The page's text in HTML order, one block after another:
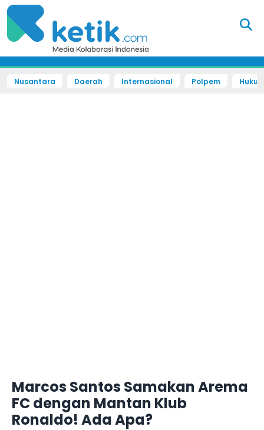
Nusantara Daerah Internasional Polpem
Marcos Santos Samakan Arema
FC dengan Mantan Klub
Ronaldo! Ada Apa?